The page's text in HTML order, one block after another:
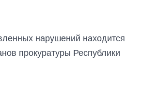
нарушений находится
прокуратуры Республики